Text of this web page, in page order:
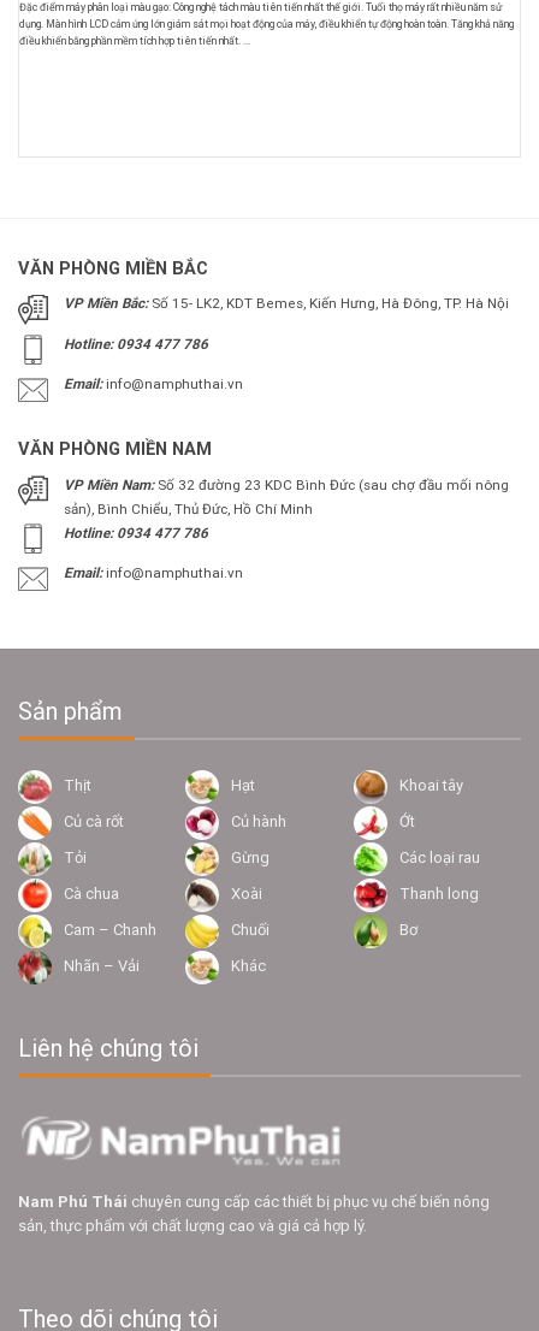
Đặc điểm máy phân loại màu gạo: Công nghệ tách màu tiên tiến nhất thế giới. Tuổi thọ máy rất nhiều năm sử
dụng. Màn hình LCD cảm ứng lớn giám sát mọi hoạt động của máy, điều khiển tự động hoàn toàn. Tăng khả năng
điều khiển bằng phần mềm tích hợp tiên tiến nhất. ...
VĂN PHÒNG MIỀN BẮC
VP Miền Bắc:Số 15- LK2, KDT Bemes, Kiến Hưng, Hà Đông, TP. Hà Nội
Hotline: 0934 477 786
Email: info@namphuthai.vn
VĂN PHÒNG MIỀN NAM
VP Miền Nam:Số 32 đường 23 KDC Bình Đức (sau chợ đầu mối nông
sản), Bình Chiểu, Thủ Đức, Hồ Chí Minh
Hotline: 0934 477 786
Email:info@namphuthai.vn
Sản phẩm
Thịt Hạt
Khoai tây
Củ cà rốt
Củ hành
Ớt
Tỏi
Gừng
Các loại rau
Cà chua
Xoài
Thanh long
Cam – Chanh
Chuối
Bơ
Nhãn – Vải
Khác
Liên hệ chúng tôi
Nam Phú Thái chuyên cung cấp các thiết bị phục vụ chế biến nông
sản, thực phẩm với chất lượng cao và giá cả hợp lý.
Theo dõi chúng tôi